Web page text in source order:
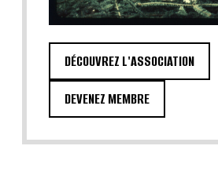
DÉCOUVREZ L'ASSOCIATION
DEVENEZ MEMBRE